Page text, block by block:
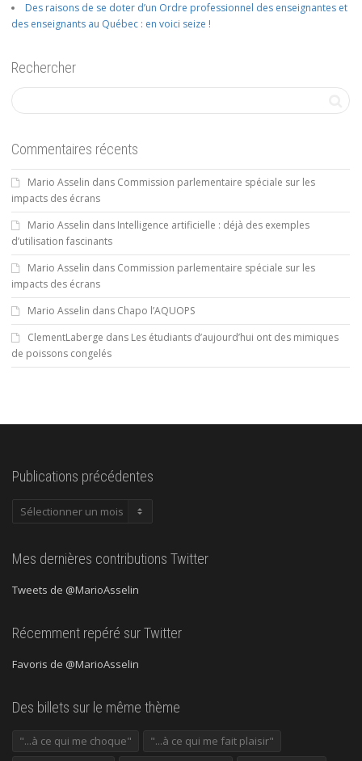
Des raisons de se doter d’un Ordre professionnel des enseignantes et
des enseignants au Québec : en voici seize !
Rechercher
Commentaires récents
Mario Asselin dans Commission parlementaire spéciale sur les
impacts des écrans
Mario Asselin dans Intelligence artificielle : déjà des exemples
d’utilisation fascinants
Mario Asselin dans Commission parlementaire spéciale sur les
impacts des écrans
Mario Asselin dans Chapo l’AQUOPS
ClementLaberge dans Les étudiants d’aujourd’hui ont des mimiques
de poissons congelés
Publications précédentes
Publications
Mes dernières contributions Twitter
Tweets de @MarioAsselin
Récemment repéré sur Twitter
Favoris de @MarioAsselin
Des billets sur le même thème
"...à ce qui me choque"
"...à ce qui me fait plaisir"